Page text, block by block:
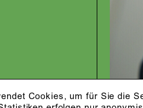
Cookies, um für Sie die